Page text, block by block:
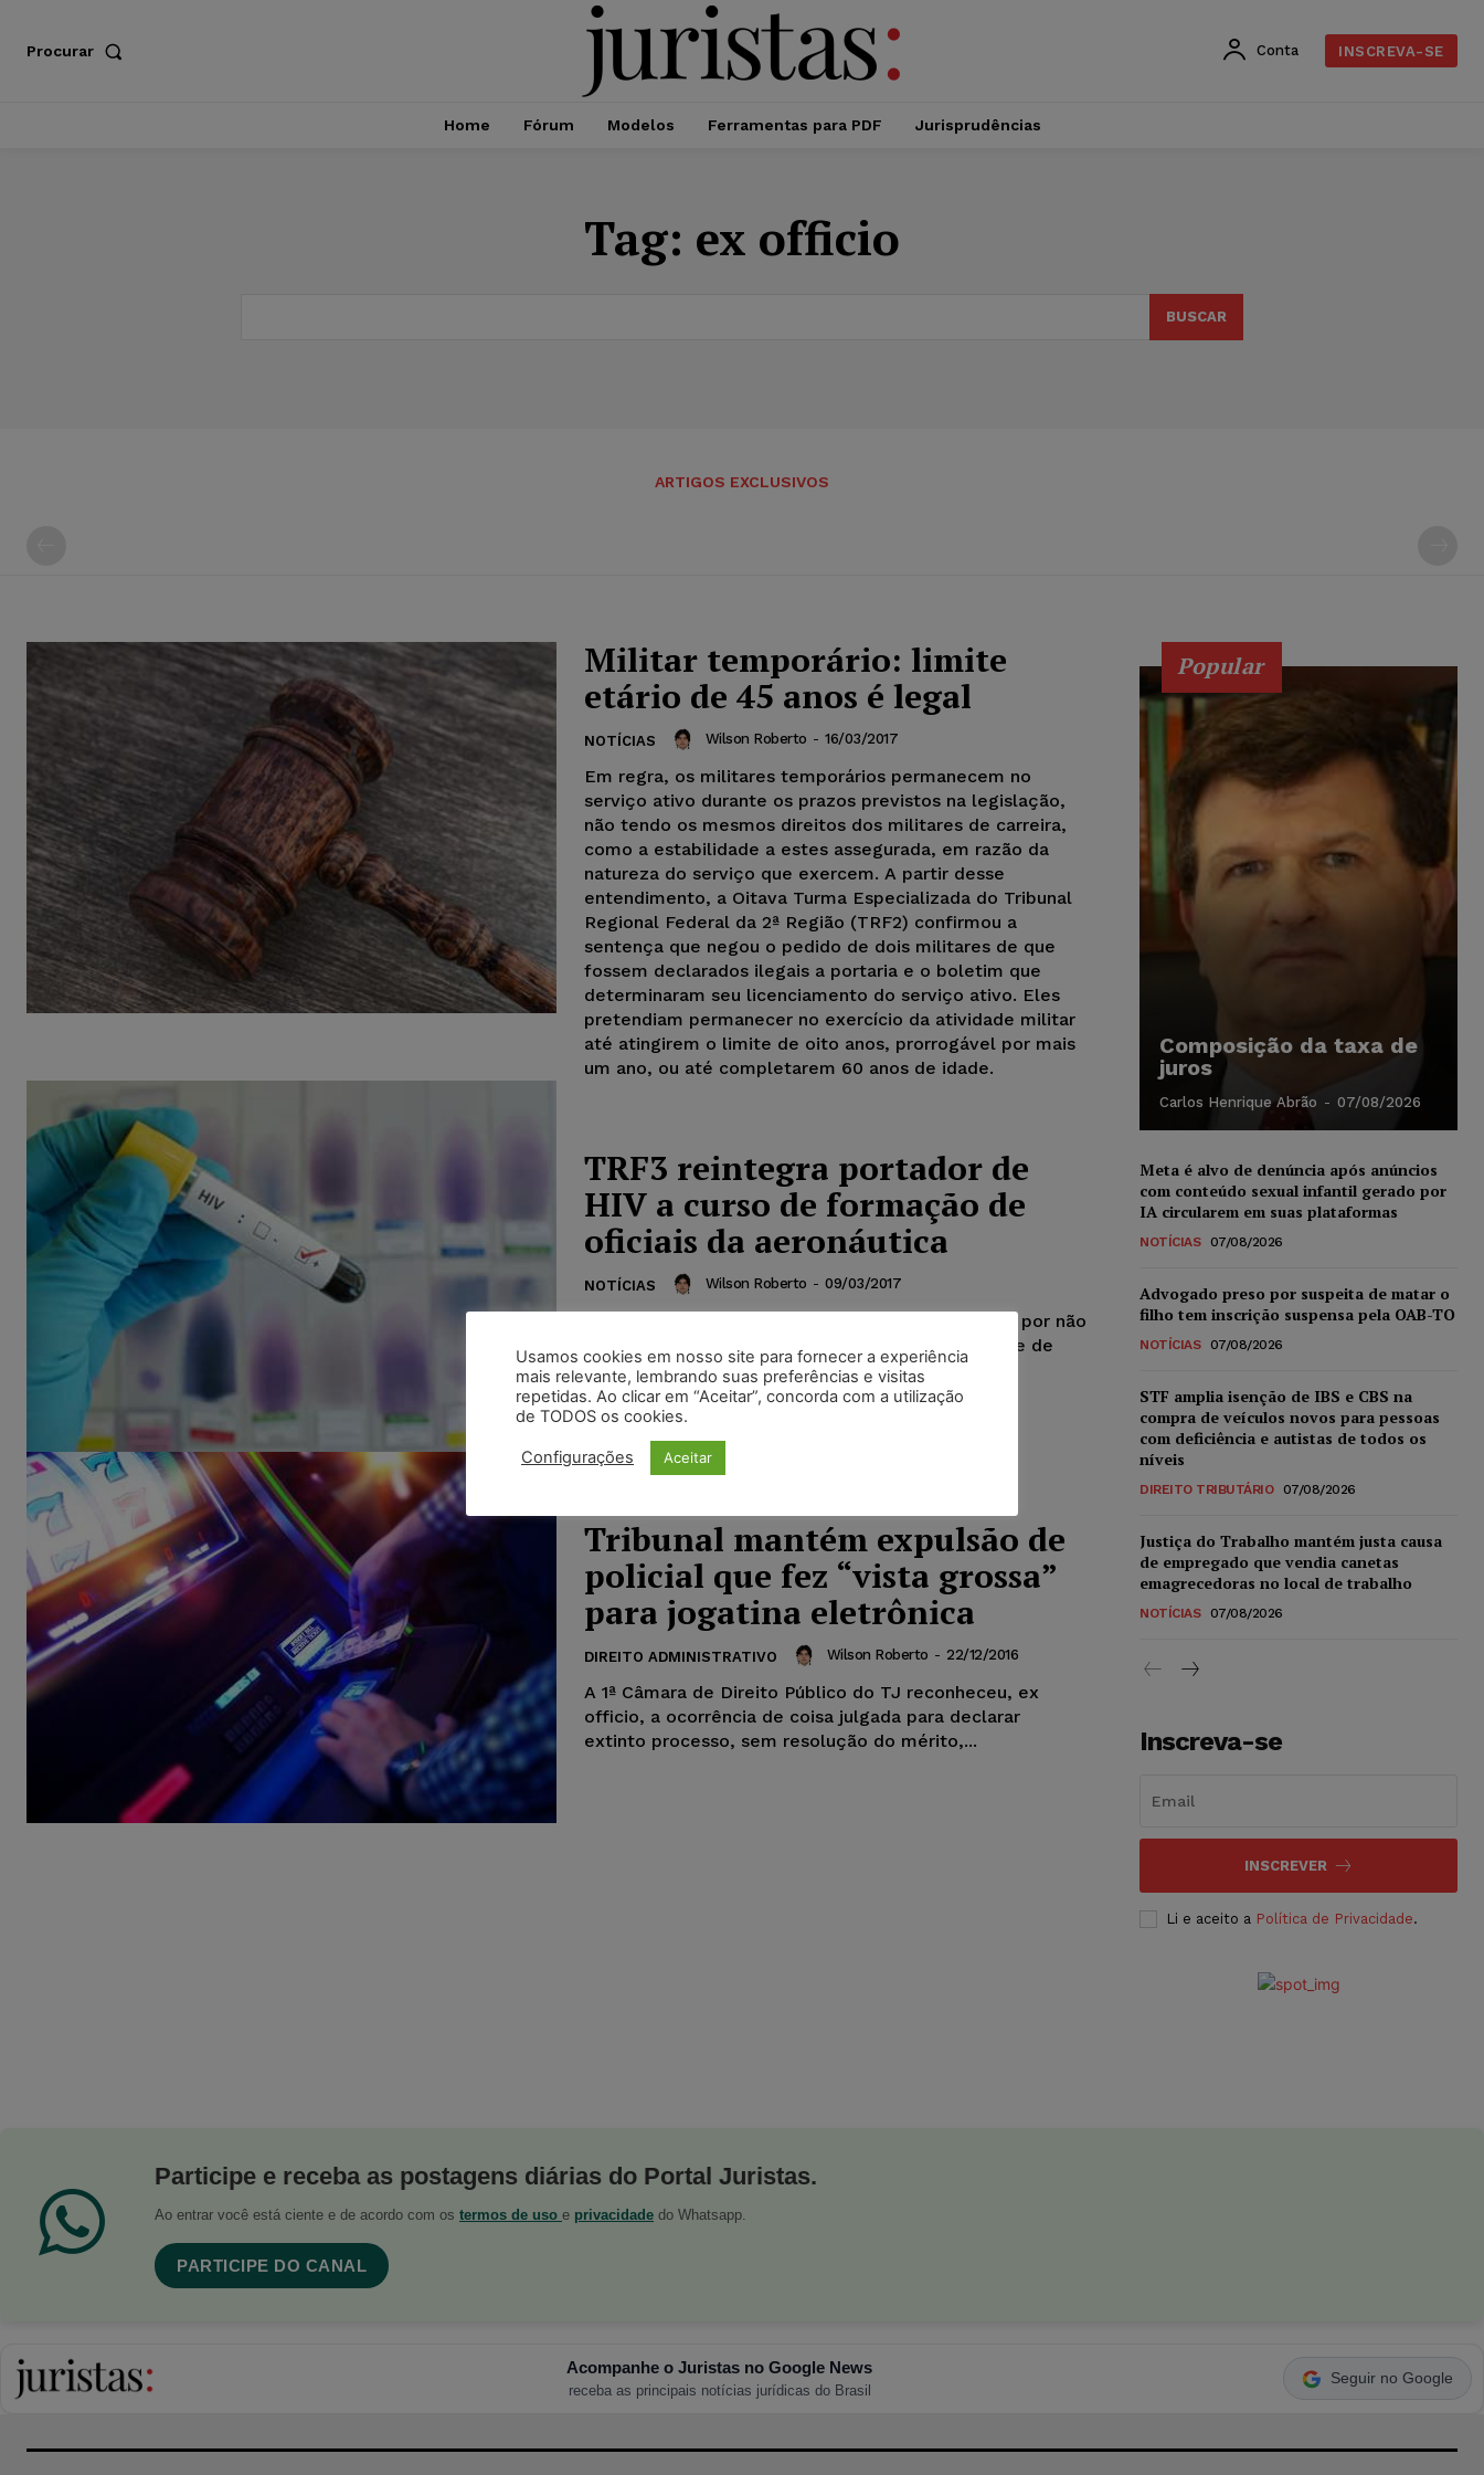
Procurar Conta INSCREVA-SE
Home Fórum Modelos Ferramentas para PDF Jurisprudências
Tag: ex officio
BUSCAR
ARTIGOS EXCLUSIVOS
Militar temporário: limite
etário de 45 anos é legal
NOTÍCIAS Wilson Roberto - 16/03/2017
Em regra, os militares temporários permanecem no
serviço ativo durante os prazos previstos na legislação,
não tendo os mesmos direitos dos militares de carreira,
como a estabilidade a estes assegurada, em razão da
natureza do serviço que exercem. A partir desse
entendimento, a Oitava Turma Especializada do Tribunal
Regional Federal da 2ª Região (TRF2) confirmou a
sentença que negou o pedido de dois militares de que
fossem declarados ilegais a portaria e o boletim que
determinaram seu licenciamento do serviço ativo. Eles
pretendiam permanecer no exercício da atividade militar
até atingirem o limite de oito anos, prorrogável por mais
um ano, ou até completarem 60 anos de idade.
TRF3 reintegra portador de
HIV a curso de formação de
oficiais da aeronáutica
NOTÍCIAS Wilson Roberto - 09/03/2017
Magistrados entenderam que a doença do militar, por não
apresentar sintomas, não impede a sua capacidade de
trabalho e nem oferece risco a colegasA...
Tribunal mantém expulsão de
policial que fez “vista grossa”
para jogatina eletrônica
DIREITO ADMINISTRATIVO Wilson Roberto - 22/12/2016
A 1ª Câmara de Direito Público do TJ reconheceu, ex
officio, a ocorrência de coisa julgada para declarar
extinto processo, sem resolução do mérito,...
Popular
Composição da taxa de
juros
Carlos Henrique Abrão - 07/08/2026
Meta é alvo de denúncia após anúncios
com conteúdo sexual infantil gerado por
IA circularem em suas plataformas
NOTÍCIAS 07/08/2026
Advogado preso por suspeita de matar o
filho tem inscrição suspensa pela OAB-TO
NOTÍCIAS 07/08/2026
STF amplia isenção de IBS e CBS na
compra de veículos novos para pessoas
com deficiência e autistas de todos os
níveis
DIREITO TRIBUTÁRIO 07/08/2026
Justiça do Trabalho mantém justa causa
de empregado que vendia canetas
emagrecedoras no local de trabalho
NOTÍCIAS 07/08/2026
Inscreva-se
INSCREVER
Li e aceito a Política de Privacidade.
Participe e receba as postagens diárias do Portal Juristas.
Ao entrar você está ciente e de acordo com os termos de uso e privacidade do Whatsapp.
PARTICIPE DO CANAL
Acompanhe o Juristas no Google News
receba as principais notícias jurídicas do Brasil
Seguir no Google
Usamos cookies em nosso site para fornecer a experiência
mais relevante, lembrando suas preferências e visitas
repetidas. Ao clicar em “Aceitar”, concorda com a utilização
de TODOS os cookies.
Configurações Aceitar